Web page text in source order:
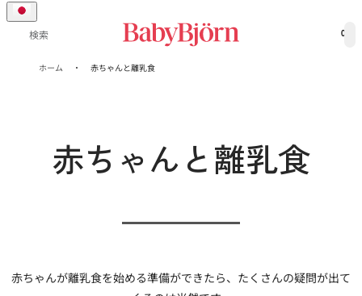
検索 0
ホーム 赤ちゃんと離乳食
赤ちゃんと離乳食
赤ちゃんが離乳食を始める準備ができたら、たくさんの疑問が出て